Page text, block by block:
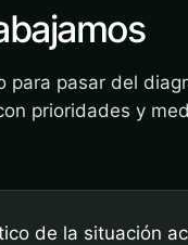
para pasar del
prioridades y
de la situación